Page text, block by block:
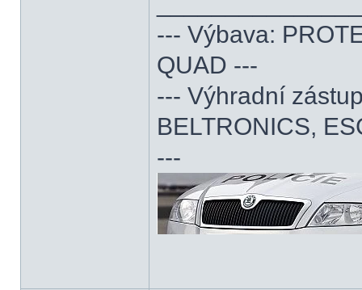
--- Výbava:
QUAD ---
--- Výhradní
BELTRONICS,
---